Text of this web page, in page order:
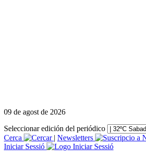
09 de agost de 2026
Seleccionar edición del periódico
Cerca
| Newsletters
Iniciar Sessió